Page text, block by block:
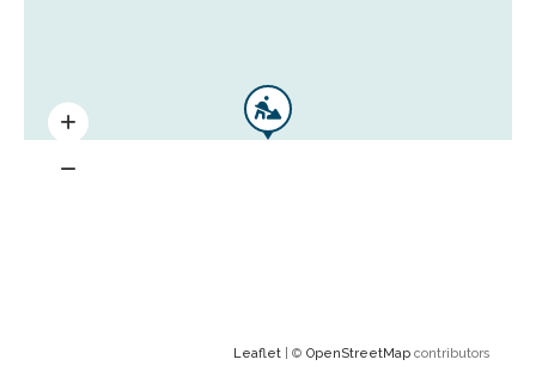
Leaflet | © OpenStreetMap contributors